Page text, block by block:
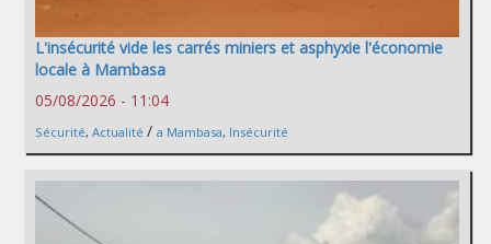
L'insécurité vide les carrés miniers et asphyxie l'économie
locale à Mambasa
05/08/2026 - 11:04
Sécurité, Actualité / a Mambasa, Insécurité